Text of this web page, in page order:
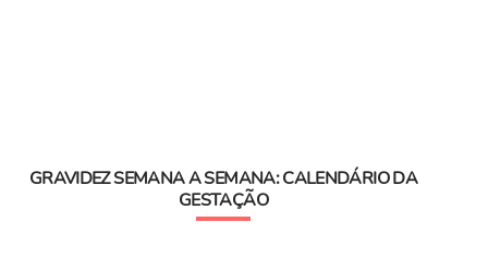
GRAVIDEZ SEMANA A SEMANA: CALENDÁRIO DA
GESTAÇÃO